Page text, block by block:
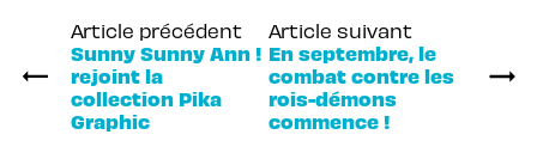
Article précédent
Sunny Sunny Ann !
rejoint la
collection Pika
Graphic
Article suivant
En septembre, le
combat contre les
rois-démons
commence !